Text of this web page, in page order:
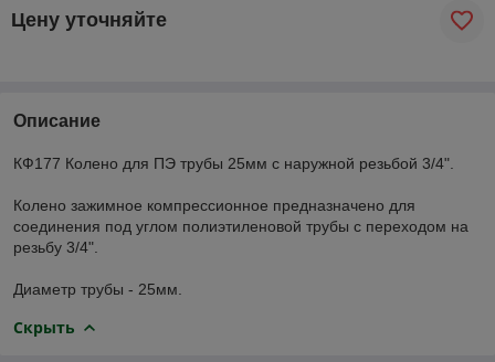
Цену уточняйте
Описание
КФ177 Колено для ПЭ трубы 25мм с наружной резьбой 3/4".
Колено зажимное компрессионное предназначено для
соединения под углом полиэтиленовой трубы с переходом на
резьбу 3/4".
Диаметр трубы - 25мм.
Скрыть